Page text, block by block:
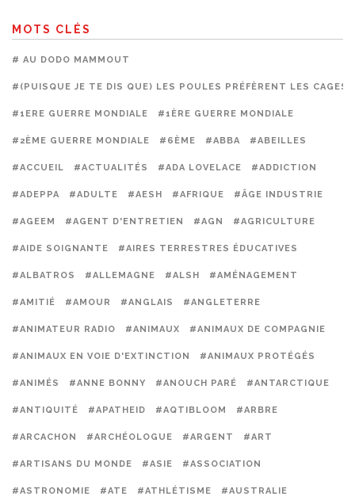
MOTS CLÉS
# AU DODO MAMMOUT
#(PUISQUE JE TE DIS QUE) LES POULES PRÉFÈRENT LES CAGES
#1ERE GUERRE MONDIALE #1ÈRE GUERRE MONDIALE
#2ÈME GUERRE MONDIALE #6ÈME #ABBA #ABEILLES
#ACCUEIL #ACTUALITÉS #ADA LOVELACE #ADDICTION
#ADEPPA #ADULTE #AESH #AFRIQUE #ÂGE INDUSTRIE
#AGEEM #AGENT D'ENTRETIEN #AGN #AGRICULTURE
#AIDE SOIGNANTE #AIRES TERRESTRES ÉDUCATIVES
#ALBATROS #ALLEMAGNE #ALSH #AMÉNAGEMENT
#AMITIÉ #AMOUR #ANGLAIS #ANGLETERRE
#ANIMATEUR RADIO #ANIMAUX #ANIMAUX DE COMPAGNIE
#ANIMAUX EN VOIE D'EXTINCTION #ANIMAUX PROTÉGÉS
#ANIMÉS #ANNE BONNY #ANOUCH PARÉ #ANTARCTIQUE
#ANTIQUITÉ #APATHEID #AQTIBLOOM #ARBRE
#ARCACHON #ARCHÉOLOGUE #ARGENT #ART
#ARTISANS DU MONDE #ASIE #ASSOCIATION
#ASTRONOMIE #ATE #ATHLÉTISME #AUSTRALIE